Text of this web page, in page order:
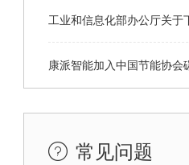
康派智能加入中国节能协会
常见问题